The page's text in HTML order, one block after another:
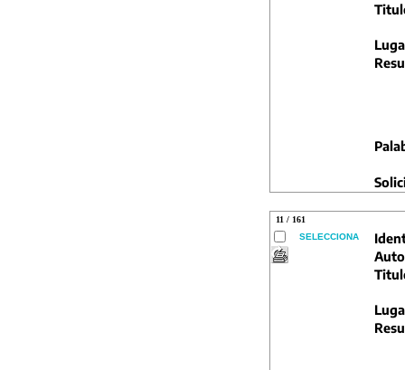
11 / 161
SELECCIONA